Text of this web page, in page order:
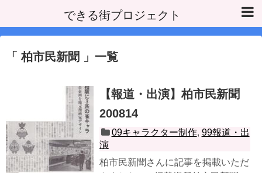
できる街プロジェクト
柏市民新聞 一覧
【報道・出演】柏市民新聞
200814
09キャラクター制作, 99報道・出
演
柏市民新聞さんに記事を掲載いただ